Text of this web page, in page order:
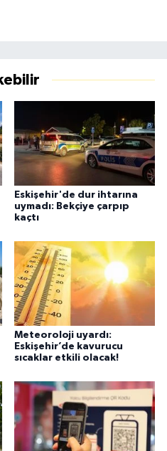
Eskişehir'de dur ihtarına
uymadı: Bekçiye çarpıp
kaçtı
Meteoroloji uyardı:
Eskişehir’de kavurucu
sıcaklar etkili olacak!